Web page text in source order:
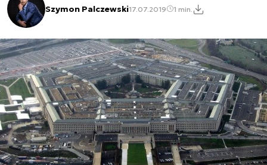
Szymon Palczewski17.07.2019 1 min.